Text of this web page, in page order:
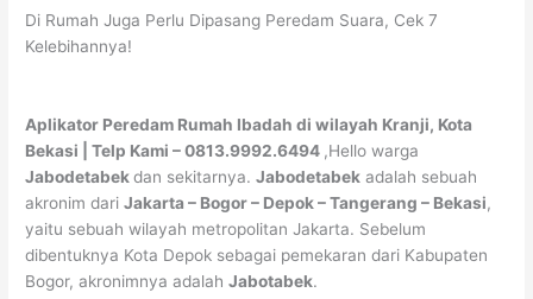
Di Rumah Juga Perlu Dipasang Peredam Suara, Cek 7
Kelebihannya!
Aplikator Peredam Rumah Ibadah di wilayah Kranji, Kota
Bekasi | Telp Kami – 0813.9992.6494 ,Hello warga
Jabodetabekdan sekitarnya.Jabodetabek adalah sebuah
akronim dariJakarta – Bogor – Depok – Tangerang – Bekasi,
yaitu sebuah wilayah metropolitan Jakarta. Sebelum
dibentuknya Kota Depok sebagai pemekaran dari Kabupaten
Bogor, akronimnya adalahJabotabek.